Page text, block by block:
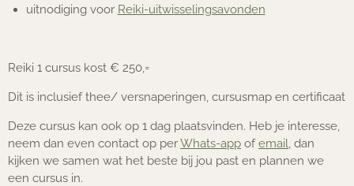
uitnodiging voor Reiki-uitwisselingsavonden
Reiki 1 cursus kost € 250,=
Dit is inclusief thee/ versnaperingen, cursusmap en certificaat
Deze cursus kan ook op 1 dag plaatsvinden. Heb je interesse,
neem dan even contact op perWhats-app ofemail , dan
kijken we samen wat het beste bij jou past en plannen we
een cursus in.